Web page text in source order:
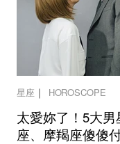
星座 ｜ HOROSCOPE
太愛妳了！5大
座、摩羯座傻傻